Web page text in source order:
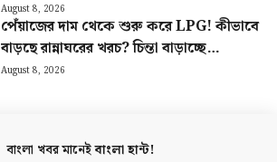
August 8, 2026
পেঁয়াজের দাম থেকে শুরু করে LPG! কীভাবে
বাড়ছে রান্নাঘরের খরচ? চিন্তা বাড়াচ্ছে
পরিসংখ্যান
August 8, 2026
বাংলা খবর মানেইবাংলা হান্ট!